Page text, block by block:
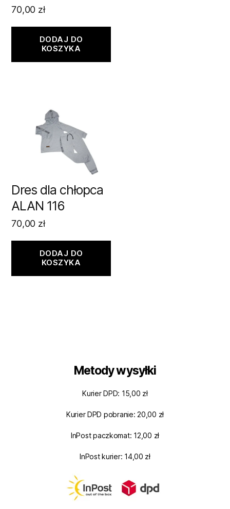
70,00 zł
DODAJ DO
KOSZYKA
Dres dla chłopca
ALAN 116
70,00 zł
DODAJ DO
KOSZYKA
Metody wysyłki
Kurier DPD: 15,00 zł
Kurier DPD pobranie: 20,00 zł
InPost paczkomat: 12,00 zł
InPost kurier: 14,00 zł